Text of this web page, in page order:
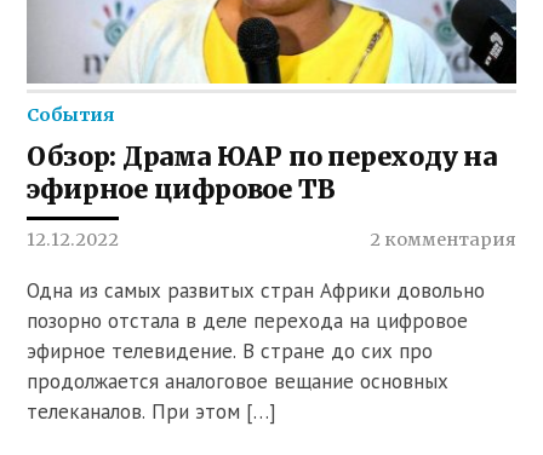
События
Обзор: Драма ЮАР по переходу на
эфирное цифровое ТВ
12.12.2022 2 комментария
Одна из самых развитых стран Африки довольно
позорно отстала в деле перехода на цифровое
эфирное телевидение. В стране до сих про
продолжается аналоговое вещание основных
телеканалов. При этом […]